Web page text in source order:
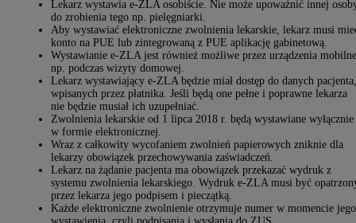
Lekarz wystawia e-ZLA osobiście. Nie może upoważnić innej
do zrobienia tego np. pielęgniarki.
Aby wystawiać elektroniczne zwolnienia lekarskie, lekarz musi
konto na PUE lub zintegrowaną z PUE aplikację gabinetową.
Wystawianie e-ZLA jest również możliwe przez urządzenia
np. podczas wizyty domowej.
Lekarz wystawiający e-ZLA będzie miał dostęp do danych pacjenta,
wpisanych przez płatnika. Jeśli będą one pełne i poprawne lekarza
nie będzie musiał ich uzupełniać.
Zwolnienia lekarskie od 1 lipca 2018 r. będą wystawiane wyłącznie
w formie elektronicznej.
Wraz z całkowity wycofaniem zwolnień papierowych zniknie dla
lekarzy obowiązek przechowywania zaświadczeń.
Lekarz na żądanie pacjenta ma obowiązek przekazać wydruk z
systemu zwolnienia lekarskiego. Wydruk e-ZLA musi być
przez lekarza jego podpisem i pieczątką.
Każde elektroniczne zwolnienie otrzymuje numer w momencie jego